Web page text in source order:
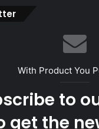
With Product You
to
get the